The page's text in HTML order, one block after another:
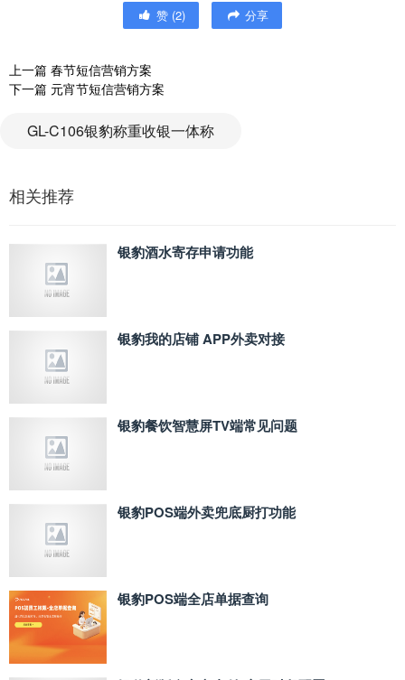
赞 (2) 分享
上一篇 春节短信营销方案
下一篇 元宵节短信营销方案
GL-C106银豹称重收银一体称
相关推荐
银豹酒水寄存申请功能
银豹我的店铺 APP外卖对接
银豹餐饮智慧屏TV端常见问题
银豹POS端外卖兜底厨打功能
银豹POS端全店单据查询